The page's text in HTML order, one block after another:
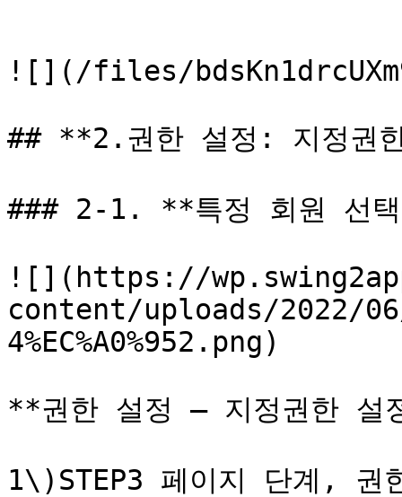
![](/files/
## **2.권한 설정: 지정권
### 2-1. **특정 회원 선
![](https://
content/uploads/2022/06/
4%EC%A0%952.png)
**권한 설정 – 지정권한 설
1\)STEP3 페이지 단계, 권